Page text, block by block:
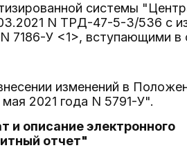
системы
N ТРД-47-5-3/536 с
7186-У <1>, вступающими в
изменений в
2021 года N 5791-У".
и описание электронного
отчет"